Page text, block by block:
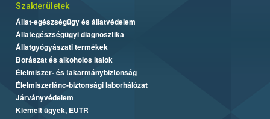
Szakterületek
Állat-egészségügy és állatvédelem
Állategészségügyi diagnosztika
Állatgyógyászati termékek
Borászat és alkoholos italok
Élelmiszer- és takarmánybiztonság
Élelmiszerlánc-biztonsági laborhálózat
Járványvédelem
Kiemelt ügyek, EUTR